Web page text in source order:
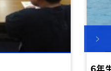
６年